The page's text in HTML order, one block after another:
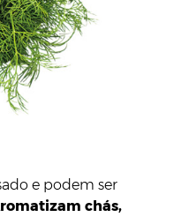
e podem ser
chás,